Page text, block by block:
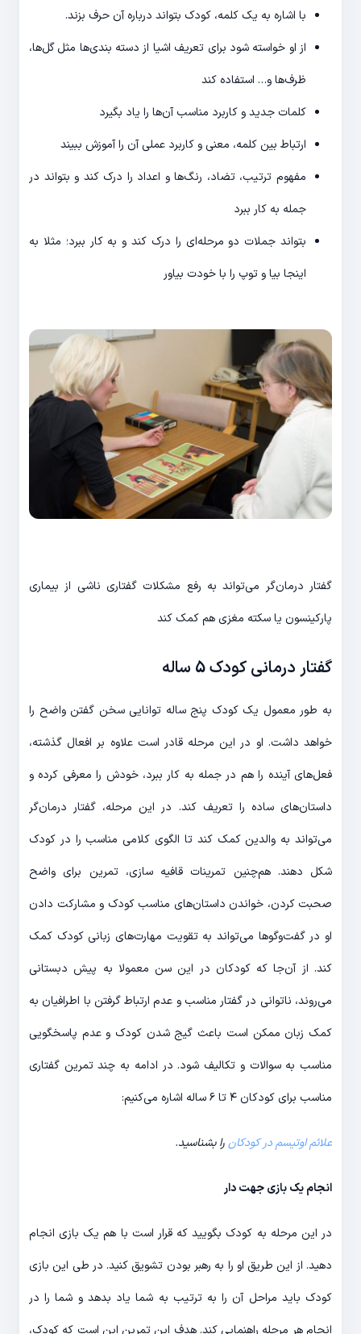
با اشاره به یک کلمه، کودک بتواند درباره آن حرف بزند.
از او خواسته شود برای تعریف اشیا از دسته بندی‌ها مثل گل‌ها،
ظرف‌ها و… استفاده کند
کلمات جدید و کاربرد مناسب آن‌ها را یاد بگیرد
ارتباط بین کلمه، معنی و کاربرد عملی آن را آموزش ببیند
مفهوم ترتیب، تضاد، رنگ‌ها و اعداد را درک کند و بتواند در
جمله به کار ببرد
بتواند جملات دو مرحله‌ای را درک کند و به کار ببرد؛ مثلا به
اینجا بیا و توپ را با خودت بیاور
گفتار درمان‌گر می‌تواند به رفع مشکلات گفتاری ناشی از بیماری
پارکینسون یا سکته مغزی هم کمک کند
گفتار درمانی کودک 5 ساله
به طور معمول یک کودک پنج ساله توانایی سخن گفتن واضح را
خواهد داشت. او در این مرحله قادر است علاوه بر افعال گذشته،
فعل‌های آینده را هم در جمله به کار ببرد، خودش را معرفی کرده و
داستان‌های ساده را تعریف کند. در این مرحله، گفتار درمان‌گر
می‌تواند به والدین کمک کند تا الگوی کلامی مناسب را در کودک
شکل دهند. هم‌چنین تمرینات قافیه سازی، تمرین برای واضح
صحبت کردن، خواندن داستان‌های مناسب کودک و مشارکت دادن
او در گفت‌و‌گوها می‌تواند به تقویت مهارت‌های زبانی کودک کمک
کند. از آن‌جا که کودکان در این سن معمولا به پیش دبستانی
می‌روند، ناتوانی در گفتار مناسب و عدم ارتباط گرفتن با اطرافیان به
کمک زبان ممکن است باعث گیج شدن کودک و عدم پاسخگویی
مناسب به سوالات و تکالیف شود. در ادامه به چند تمرین گفتاری
مناسب برای کودکان ۴ تا ۶ ساله اشاره می‌کنیم:
علائم اوتیسم در کودکانرا بشناسید.
انجام یک بازی جهت دار
در این مرحله به کودک بگویید که قرار است با هم یک بازی انجام
دهید. از این طریق او را به رهبر بودن تشویق کنید. در طی این بازی
کودک باید مراحل آن را به ترتیب به شما یاد بدهد و شما را در
انجام هر مرحله راهنمایی کند. هدف این تمرین این است که کودک،